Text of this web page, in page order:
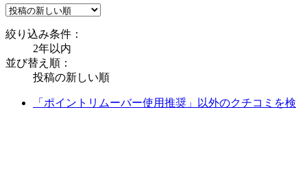
絞り込み条件：
2年以内
並び替え順：
投稿の新しい順
「ポイントリムーバー使用推奨」以外のクチコミを検